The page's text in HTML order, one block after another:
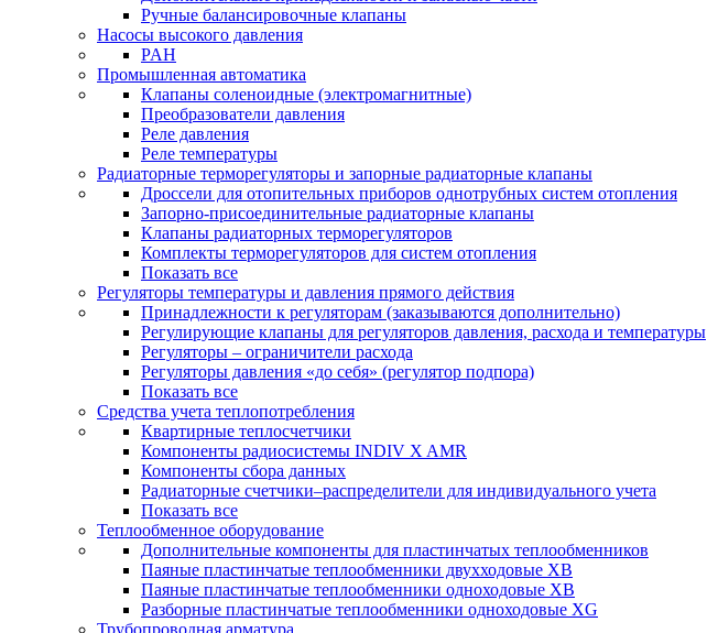
Ручные балансировочные клапаны
Насосы высокого давления
PAH
Промышленная автоматика
Клапаны соленоидные (электромагнитные)
Преобразователи давления
Реле давления
Реле температуры
Радиаторные терморегуляторы и запорные радиаторные клапаны
Дроссели для отопительных приборов однотрубных систем отопления
Запорно-присоединительные радиаторные клапаны
Клапаны радиаторных терморегуляторов
Комплекты терморегуляторов для систем отопления
Показать все
Регуляторы температуры и давления прямого действия
Принадлежности к регуляторам (заказываются дополнительно)
Регулирующие клапаны для регуляторов давления, расхода и температуры
Регуляторы – ограничители расхода
Регуляторы давления «до себя» (регулятор подпора)
Показать все
Средства учета теплопотребления
Квартирные теплосчетчики
Компоненты радиосистемы INDIV X AMR
Компоненты сбора данных
Радиаторные счетчики–распределители для индивидуального учета
Показать все
Теплообменное оборудование
Дополнительные компоненты для пластинчатых теплообменников
Паяные пластинчатые теплообменники двухходовые XB
Паяные пластинчатые теплообменники одноходовые ХВ
Разборные пластинчатые теплообменники одноходовые ХG
Трубопроводная арматура